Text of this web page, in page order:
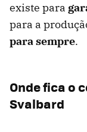
existe para
para a
para sempre.
Onde fica o
Svalbard